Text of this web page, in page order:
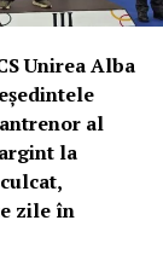
Unirea Alba
al
la
zile în